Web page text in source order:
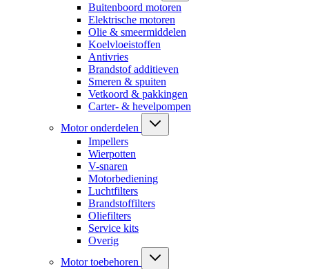
Buitenboord motoren
Elektrische motoren
Olie & smeermiddelen
Koelvloeistoffen
Antivries
Brandstof additieven
Smeren & spuiten
Vetkoord & pakkingen
Carter- & hevelpompen
Motor onderdelen
Impellers
Wierpotten
V-snaren
Motorbediening
Luchtfilters
Brandstoffilters
Oliefilters
Service kits
Overig
Motor toebehoren